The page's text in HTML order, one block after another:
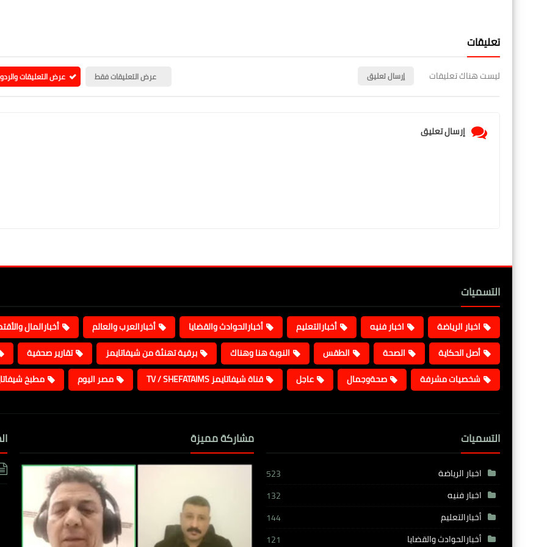
تعليقات
ليست هناك تعليقات إرسال تعليق عرض التعليقات فقط عرض التعليقات
إرسال تعليق
التسميات
اخبار الرياضة اخبار فنيه أخبارالتعليم أخبارالحوادث والقضايا أخبارالعرب والعالم
أخبارالمال
أصل الحكاية
الصحة الطقس النوبة هنا وهناك برقية تهنئة من شيفاتايمز
تقارير صحفية
شخصيات مشرفة
صحةوجمال عاجل قناة شيفاتايمز TV / SHEFATAIMS مصر اليوم مطبخ
التسميات
اخبار الرياضة
523
اخبار فنيه
132
أخبارالتعليم
144
أخبارالحوادث والقضايا
121
مشاركة مميزة